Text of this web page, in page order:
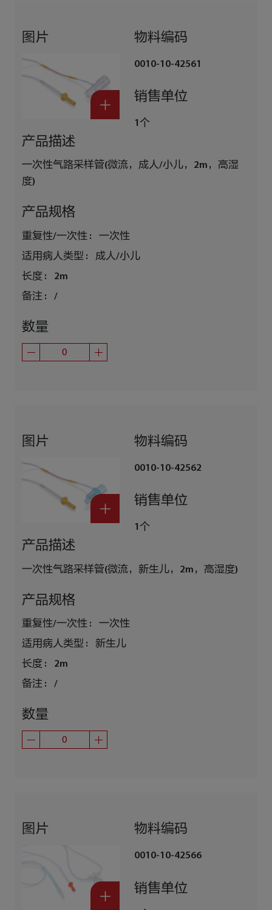
图片 物料编码
0010-10-42561
销售单位
1个
产品描述
一次性气路采样管(微流，成人/小儿，2m，高湿
度)
产品规格
重复性/一次性 :
一次性
适用病人类型 :
成人/小儿
长度 :
2m
备注 :
/
数量
图片 物料编码
0010-10-42562
销售单位
1个
产品描述
一次性气路采样管(微流，新生儿，2m，高湿度)
产品规格
重复性/一次性 :
一次性
适用病人类型 :
新生儿
长度 :
2m
备注 :
/
数量
图片 物料编码
0010-10-42566
销售单位